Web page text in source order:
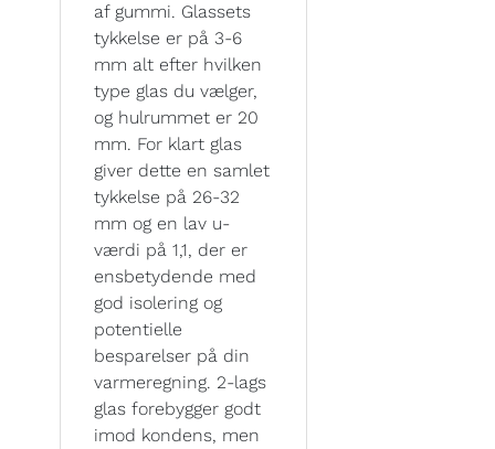
af gummi. Glassets
tykkelse er på 3-6
mm alt efter hvilken
type glas du vælger,
og hulrummet er 20
mm. For klart glas
giver dette en samlet
tykkelse på 26-32
mm og en lav u-
værdi på 1,1, der er
ensbetydende med
god isolering og
potentielle
besparelser på din
varmeregning. 2-lags
glas forebygger godt
imod kondens, men